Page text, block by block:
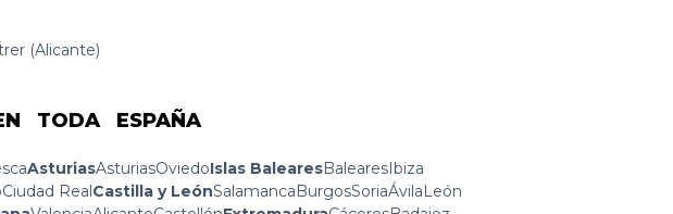
(Alicante)
TODA ESPAÑA
AsturiasAsturiasOviedoIslas BalearesBalearesIbiza
Ciudad RealCastilla y LeónSalamancaBurgosSoriaÁvilaLeón